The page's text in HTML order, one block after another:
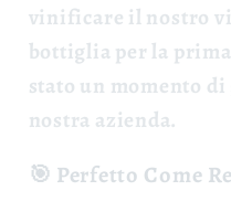
vinificare il nostro
bottiglia per la
stato un momento
nostra azienda.
🎯 Perfetto Come